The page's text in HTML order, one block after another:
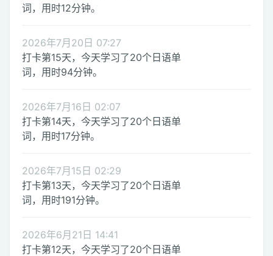
词，用时12分钟。
2026年7月20日 07:27
打卡第15天，今天学习了20个日语单
词，用时94分钟。
2026年7月16日 02:07
打卡第14天，今天学习了20个日语单
词，用时17分钟。
2026年7月15日 02:29
打卡第13天，今天学习了20个日语单
词，用时191分钟。
2026年6月21日 14:41
打卡第12天，今天学习了20个日语单